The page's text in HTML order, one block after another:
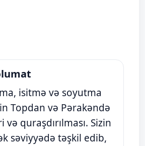
isitmə və soyutma
Topdan və Pərakəndə
və quraşdırılması. Sizin
səviyyədə təşkil edib,